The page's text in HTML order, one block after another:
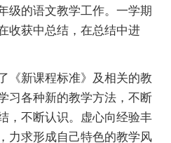
的语文教学工作。一学期
收获中总结，在总结中进
新课程标准》及相关的教
习各种新的教学方法，不断
，不断认识。虚心向经验丰
力求形成自己特色的教学风